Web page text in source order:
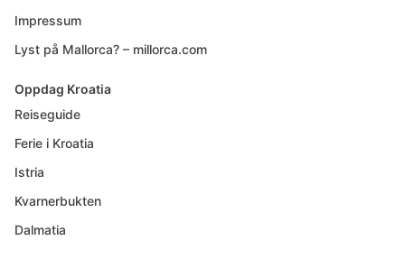
Impressum
Lyst på Mallorca? – millorca.com
Oppdag Kroatia
Reiseguide
Ferie i Kroatia
Istria
Kvarnerbukten
Dalmatia